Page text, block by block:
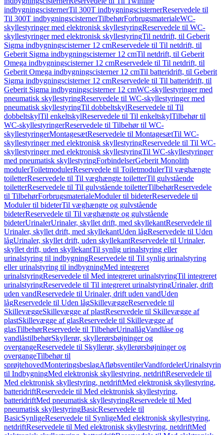
indbygningscisternerTil 300T indbygningscisternerReservedele til
Til 300T indbygningscisternerTilbehørForbrugsmaterialeWC-
skyllestyringer med elektronisk skyllestyringReservedele til WC-
skyllestyringer med elektronisk skyllestyringTil netdrift, til Geberit
Sigma indbygningscisterner 12 cmReservedele til Til netdrift, til
Geberit Sigma indbygningscisterner 12 cmTil netdrift, til Geberit
Omega indbygningscisterner 12 cmReservedele til Til netdrift, til
Geberit Omega indbygningscisterner 12 cmTil batteridrift, til Geberit
Sigma indbygningscisterner 12 cmReservedele til Til batteridrift, til
Geberit Sigma indbygningscisterner 12 cmWC-skyllestyringer med
pneumatisk skyllestyringReservedele til WC-skyllestyringer med
pneumatisk skyllestyringTil dobbeltskylReservedele til Til
dobbeltskylTil enkeltskylReservedele til Til enkeltskylTilbehør til
WC-skyllestyringerReservedele til Tilbehør til WC-
skyllestyringerMontagesætReservedele til MontagesætTil WC-
skyllestyringer med elektronisk skyllestyringReservedele til Til WC-
skyllestyringer med elektronisk skyllestyringTil WC-skyllestyringer
med pneumatisk skyllestyringForbindelserGeberit Monolith
modulerToiletmodulerReservedele til ToiletmodulerTil væghængte
toiletterReservedele til Til væghængte toiletterTil gulvstående
toiletterReservedele til Til gulvstående toiletterTilbehørReservedele
til TilbehørForbrugsmaterialeModuler til bideterReservedele til
Moduler til bideterTil væghængte og gulvstående
bideterReservedele til Til væghængte og gulvstående
bideterUrinalerUrinaler, skyllet drift, med skyllekantReservedele til
Urinaler, skyllet drift, med skyllekantUden lågReservedele til Uden
lågUrinaler, skyllet drift, uden skyllekantReservedele til Urinaler,
skyllet drift, uden skyllekantTil synlig urinalstyring eller
urinalstyring til indbygningReservedele til Til synlig urinalstyring
eller urinalstyring til indbygningMed integreret
urinalstyringReservedele til Med integreret urinalstyringTil integreret
urinalstyringReservedele til Til integreret urinalstyringUrinaler, drift
uden vandReservedele til Urinaler, drift uden vandUden
lågReservedele til Uden lågSkillevæggeReservedele til
SkillevæggeSkillevægge af plastReservedele til Skillevægge af
plastSkillevægge af glasReservedele til Skillevægge af
glasTilbehørReservedele til TilbehørUrinallågVandlåse og
vandlåstilbehørSkyllerør, skyllerørsbøjninger og
overgangeReservedele til Skyllerør, skyllerørsbøjninger og
overgangeTilbehør til
sprøjtehovedMonteringsbeslagAfløbsventilerVandfordeler
til IndbygningMed elektronisk skyllestyring, netdriftReservedele til
Med elektronisk skyllestyring, netdriftMed elektronisk skyllestyring,
batteridriftReservedele til Med elektronisk skyllestyring,
batteridriftMed pneumatisk skyllestyringReservedele til Med
pneumatisk skyllestyringBasicReservedele til
BasicSynligeReservedele til SynligeMed elektronisk skyllestyring,
netdriftReservedele til Med elektronisk skyllestyring, netdriftMed